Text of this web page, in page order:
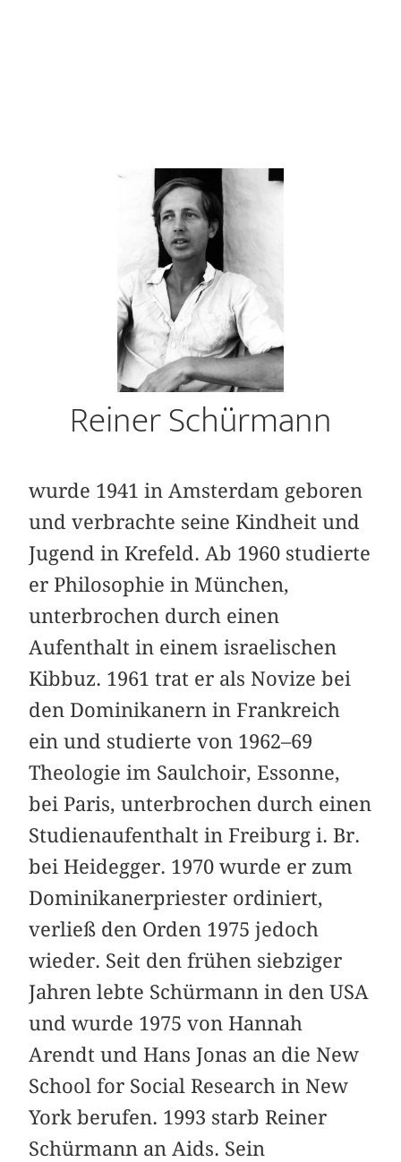
Reiner Schürmann
wurde 1941 in Amsterdam geboren
und ver­brachte seine Kindheit und
Jugend in Krefeld. Ab 1960 studierte
er Philosophie in München,
unterbrochen durch einen
Aufenthalt in einem israelischen
Kibbuz. 1961 trat er als Novize bei
den Dominikanern in Frankreich
ein und studierte von 1962–69
Theologie im Saulchoir, Essonne,
bei Paris, unterbrochen durch einen
Studienaufenthalt in Freiburg i. Br.
bei Heidegger. 1970 wurde er zum
Dominikanerpriester ordiniert,
verließ den Orden 1975 jedoch
wieder. Seit den frühen siebziger
Jahren lebte Schürmann in den USA
und wurde 1975 von Hannah
Arendt und Hans Jonas an die New
School for Social Research in New
York berufen. 1993 starb Reiner
Schürmann an Aids. Sein